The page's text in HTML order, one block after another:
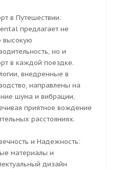
88 95W
в Путешествии:
предлагает не
высокую
но и
в каждой поездке.
внедренные в
направлены на
шума и вибрации,
приятное вождение
расстояниях.
и Надежность:
материалы и
дизайн